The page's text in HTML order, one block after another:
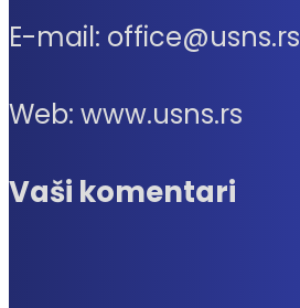
E-mail: office@usns.rs
Web: www.usns.rs
Vaši komentari